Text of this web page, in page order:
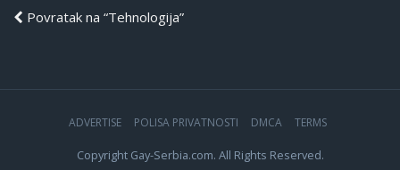
Povratak na “Tehnologija”
ADVERTISE POLISA PRIVATNOSTI DMCA TERMS
Copyright Gay-Serbia.com. All Rights Reserved.